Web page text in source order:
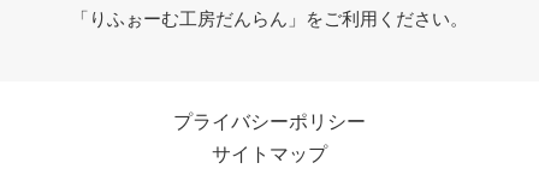
「りふぉーむ工房だんらん」をご利用ください。
プライバシーポリシー
サイトマップ